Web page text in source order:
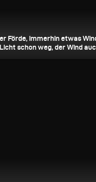
Förde, immerhin etwas
schon weg, der Wind